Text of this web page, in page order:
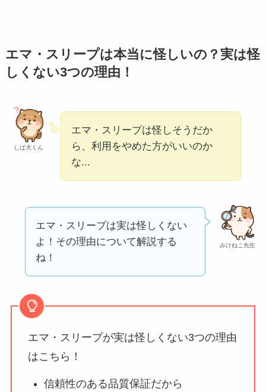
アトムクリニックは
【怪しい？】帝国デ
ータバンクの口コ
う？
【怪しい？】セルプ
ロモート株式会社の
口コミ・評判
は実際
ミ・評価が正直ヤバ
エマ・スリープは本当に怪しいの？実は怪
しくない3つの理由！
しば犬くん
エマ・スリープは怪しそうだか
ら、利用をやめた方がいいのか
な...
みけねこ先生
エマ・スリープは実は怪しくない
よ！その理由について解説する
ね！
エマ・スリープが実は怪しくない3つの理由
はこちら！
信頼性のある品質保証だから